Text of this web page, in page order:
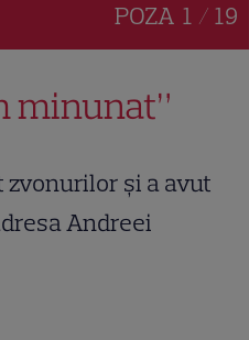
POZA 1 / 19
minunat”
zvonurilor și a avut
Andreei